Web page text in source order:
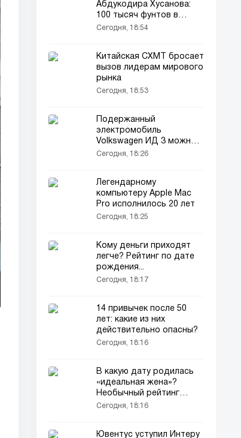
Абдукодира Хусанова:
100 тысяч фунтов в
неделю — сколько это в
Сегодня, 18:54
Китайская CXMT бросает
вызов лидерам мирового
рынка
Сегодня, 18:53
Подержанный
электромобиль
Volkswagen ИД 3 можно
купить от 9000 фунтов
Сегодня, 18:26
Легендарному
компьютеру Apple Mac
Pro исполнилось 20 лет
Сегодня, 18:25
Кому деньги приходят
легче? Рейтинг по дате
рождения...
Сегодня, 18:17
14 привычек после 50
лет: какие из них
действительно опасны?
Сегодня, 18:16
В какую дату родилась
«идеальная жена»?
Необычный рейтинг…
Сегодня, 18:16
Ювентус уступил Интеру